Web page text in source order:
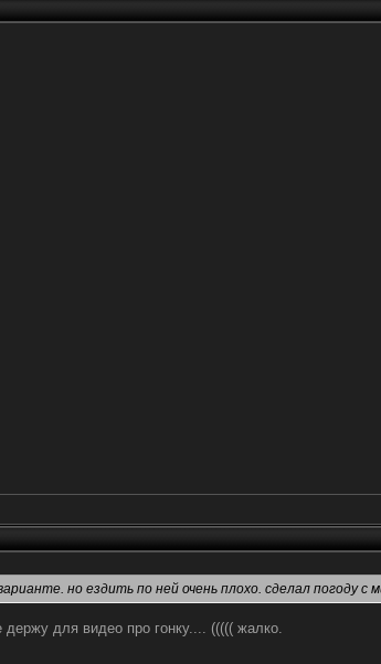
но ездить по ней очень плохо. сделал погоду
для видео про гонку.... ((((( жалко.